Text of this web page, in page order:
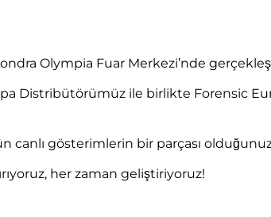
Olympia Fuar Merkezi’nde
Distribütörümüz ile birlikte Forensic
gösterimlerin bir parçası
her zaman geliştiriyoruz!